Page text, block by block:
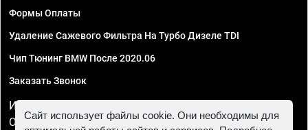
Формы Оплаты
Удаление Сажевого Фильтра На Турбо Дизеле TDI
Чип Тюнинг BMW После 2020.06
Заказать Звонок
ИП Смирнов Георгий Павлович. ИНН 781302555843,
ОГРНИП 324470400032610
Сайт использует файлы cookie. Они необходимы для